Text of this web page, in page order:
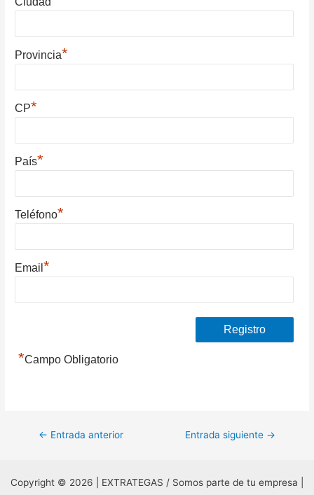
Provincia*
CP*
País*
Teléfono*
Email*
*Campo Obligatorio
Navegación
entradas
← Entrada anterior Entrada siguiente →
Copyright © 2026 | EXTRATEGAS / Somos parte de tu empresa |